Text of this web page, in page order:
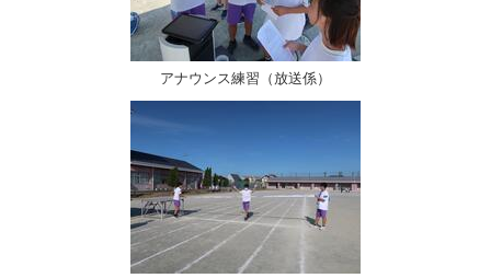
アナウンス練習（放送係）